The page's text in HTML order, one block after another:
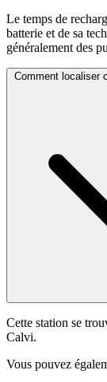
Le temps de
batterie et de sa
généralement des
Comment localiser
Cette station se
Calvi.
Vous pouvez